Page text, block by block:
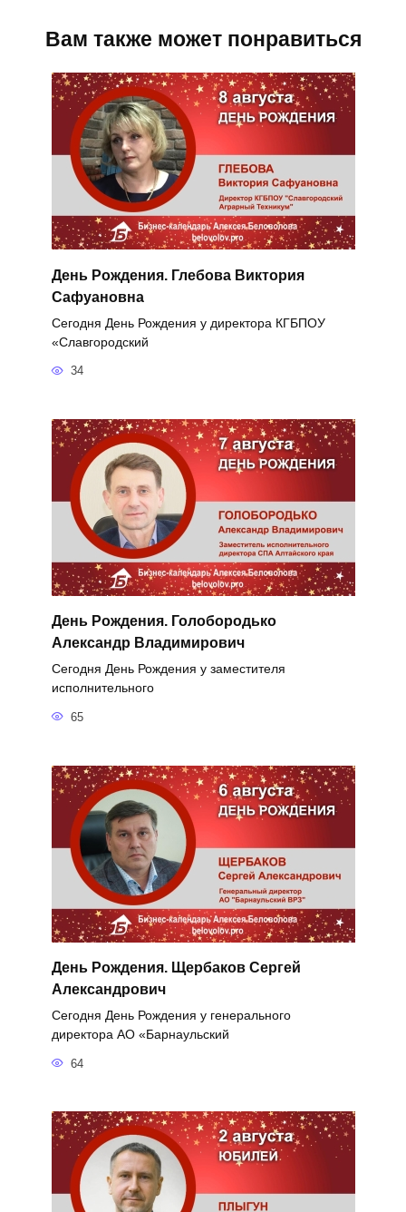
Вам также может понравиться
День Рождения. Глебова Виктория
Сафуановна
Сегодня День Рождения у директора КГБПОУ
«Славгородский
34
День Рождения. Голобородько
Александр Владимирович
Сегодня День Рождения у заместителя
исполнительного
65
День Рождения. Щербаков Сергей
Александрович
Сегодня День Рождения у генерального
директора АО «Барнаульский
64